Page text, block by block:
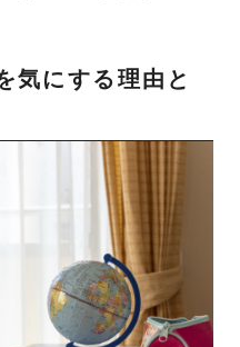
気にする理由と